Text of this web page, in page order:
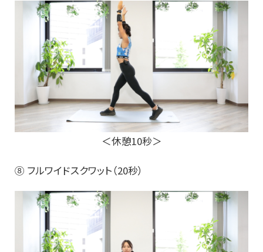
＜休憩10秒＞
⑧ フルワイドスクワット（20秒）